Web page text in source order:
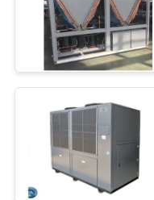
ΕΙΔΉΣΕΙΣ
ΥΠΟΘΈΣΕΙΣ
ΖΗΤΉΣΤΕ
ΠΡΟΣΦΟΡΆ